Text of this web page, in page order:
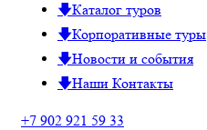
Каталог туров
Корпоративные туры
Новости и события
Наши Контакты
+7 902 921 59 33